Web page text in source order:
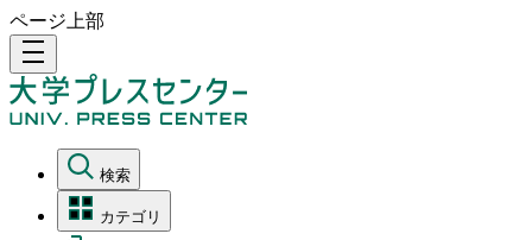
ページ上部
density_medium
検索
カテゴリ